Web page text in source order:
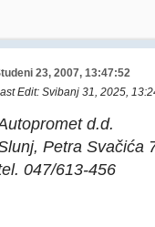
23, 2007, 13:47:52
Edit: Svibanj 31, 2025,
d.d.
Petra Svačića
047/613-456